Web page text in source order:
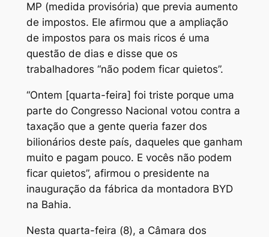
MP (medida provisória) que previa aumento
de impostos. Ele afirmou que a ampliação
de impostos para os mais ricos é uma
questão de dias e disse que os
trabalhadores “não podem ficar quietos”.
“Ontem [quarta-feira] foi triste porque uma
parte do Congresso Nacional votou contra a
taxação que a gente queria fazer dos
bilionários deste país, daqueles que ganham
muito e pagam pouco. E vocês não podem
ficar quietos”, afirmou o presidente na
inauguração da fábrica da montadora BYD
na Bahia.
Nesta quarta-feira (8), a Câmara dos